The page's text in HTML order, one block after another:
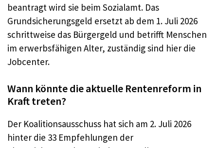
beantragt wird sie beim Sozialamt. Das
Grundsicherungsgeld ersetzt ab dem 1. Juli 2026
schrittweise das Bürgergeld und betrifft Menschen
im erwerbsfähigen Alter, zuständig sind hier die
Jobcenter.
Wann könnte die aktuelle Rentenreform in
Kraft treten?
Der Koalitionsausschuss hat sich am 2. Juli 2026
hinter die 33 Empfehlungen der